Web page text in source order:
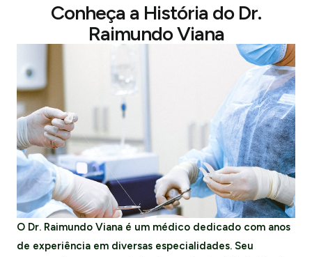
Conheça a História do Dr.
Raimundo Viana
O Dr. Raimundo Viana é um médico dedicado com anos
de experiência em diversas especialidades. Seu